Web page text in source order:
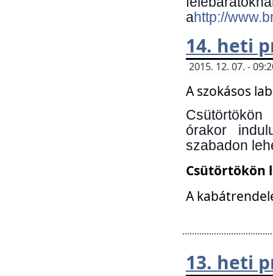
ahttp://
14. heti
2015. 12. 07. -
A szokásos
órakor
szabadon
Csütörtökön
A
13. heti